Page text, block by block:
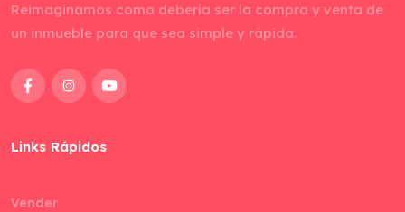
Reimaginamos como debería ser la compra y venta de
un inmueble para que sea simple y rápida.
Links Rápidos
Vender